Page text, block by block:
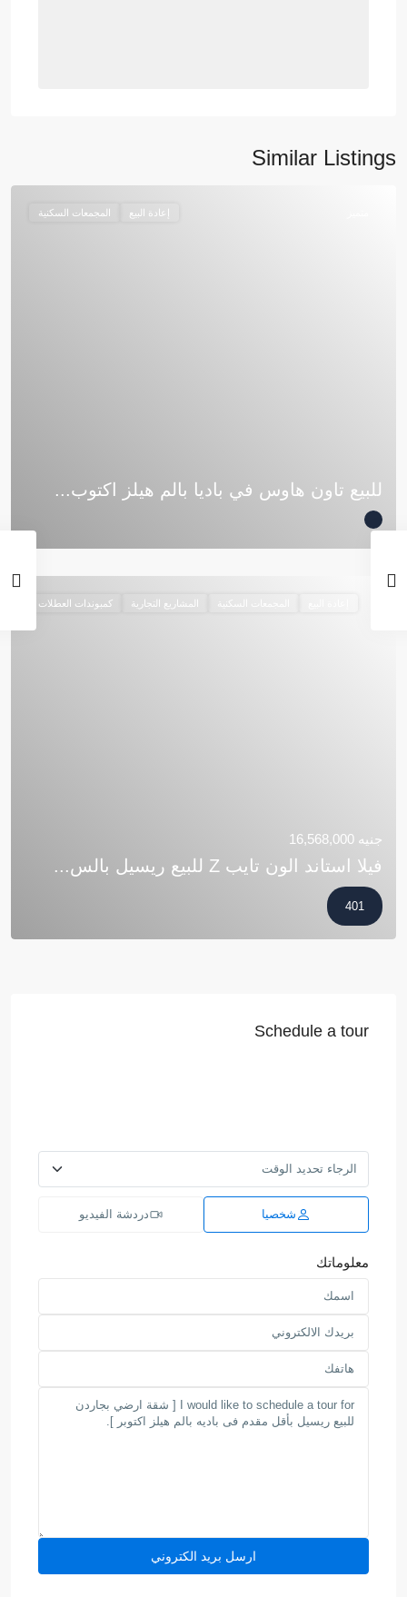
Similar Listings
إعادة البيع المجمعات السكنية
للبيع تاون هاوس في باديا بالم هيلز اكتوب...
المجمعات السكنية المشاريع التجارية كمبوندات العطلات
جنيه 16,568,000
فيلا استاند الون تايب Z للبيع ريسيل بالس...
401
Schedule a tour
شخصيا دردشة الفيديو
معلوماتك